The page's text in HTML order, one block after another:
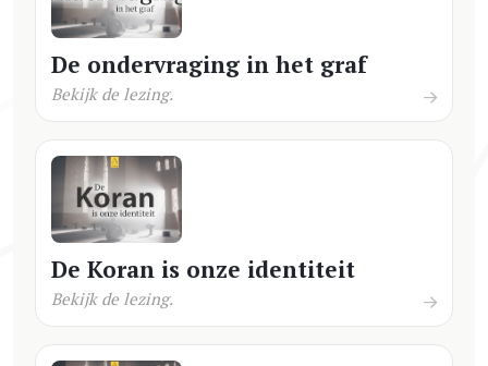
De ondervraging in het graf
Bekijk de lezing.
De Koran is onze identiteit
Bekijk de lezing.